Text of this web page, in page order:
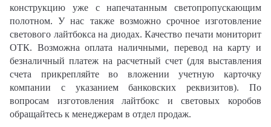
конструкцию уже с напечатанным светопропускающим
полотном. У нас также возможно срочное изготовление
светового лайтбокса на диодах. Качество печати мониторит
ОТК. Возможна оплата наличными, перевод на карту и
безналичный платеж на расчетный счет (для выставления
счета прикрепляйте во вложении учетную карточку
компании с указанием банковских реквизитов). По
вопросам изготовления лайтбокс и световых коробов
обращайтесь к менеджерам в отдел продаж.